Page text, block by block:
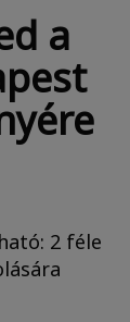
a
2 féle